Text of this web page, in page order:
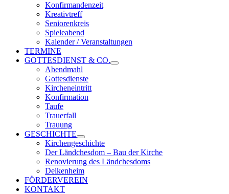
Konfirmandenzeit
Kreativtreff
Seniorenkreis
Spieleabend
Kalender / Veranstaltungen
TERMINE
GOTTESDIENST & CO.
Abendmahl
Gottesdienste
Kircheneintritt
Konfirmation
Taufe
Trauerfall
Trauung
GESCHICHTE
Kirchengeschichte
Der Ländchesdom – Bau der Kirche
Renovierung des Ländchesdoms
Delkenheim
FÖRDERVEREIN
KONTAKT